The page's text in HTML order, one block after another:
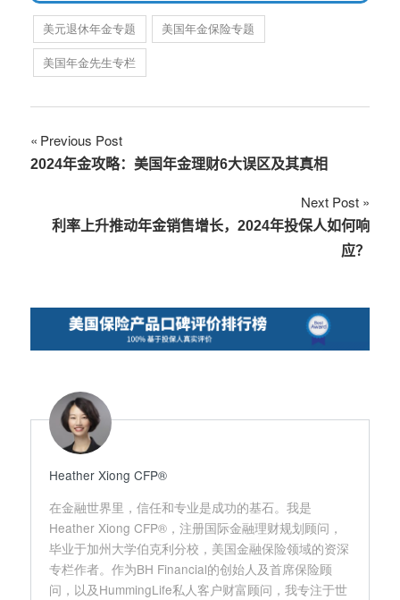
美元退休年金专题
美国年金保险专题
美国年金先生专栏
文Previous Post
2024年金攻略：美国年金理财6大误区及其真相
Next Post
利率上升推动年金销售增长，2024年投保人如何响
应？
Heather Xiong CFP®️
在金融世界里，信任和专业是成功的基石。我是
Heather Xiong CFP®，注册国际金融理财规划顾问，
毕业于加州大学伯克利分校，美国金融保险领域的资深
专栏作者。作为BH Financial的创始人及首席保险顾
问，以及HummingLife私人客户财富顾问，我专注于世